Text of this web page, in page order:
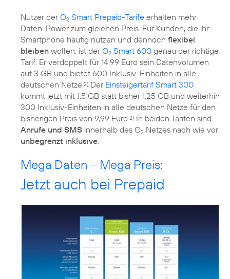
Nutzer derO2 Smart Prepaid-Tarife erhalten mehr
Daten-Power zum gleichen Preis. Für Kunden, die ihr
Smartphone häufig nutzen und dennoch flexibel
bleiben wollen, ist derO2 Smart 600 genau der richtige
Tarif. Er verdoppelt für 14,99 Euro sein Datenvolumen
auf 3 GB und bietet 600 Inklusiv-Einheiten in alle
deutschen Netze. 2) Der Einsteigertarif Smart 300
kommt jetzt mit 1,5 GB statt bisher 1,25 GB und weiterhin
300 Inklusiv-Einheiten in alle deutschen Netze für den
bisherigen Preis von 9,99 Euro. 2) In beiden Tarifen sind
Anrufe und SMS innerhalb des O2 Netzes nach wie vor
unbegrenzt inklusive
Mega Daten – Mega Preis:
Jetzt auch bei Prepaid